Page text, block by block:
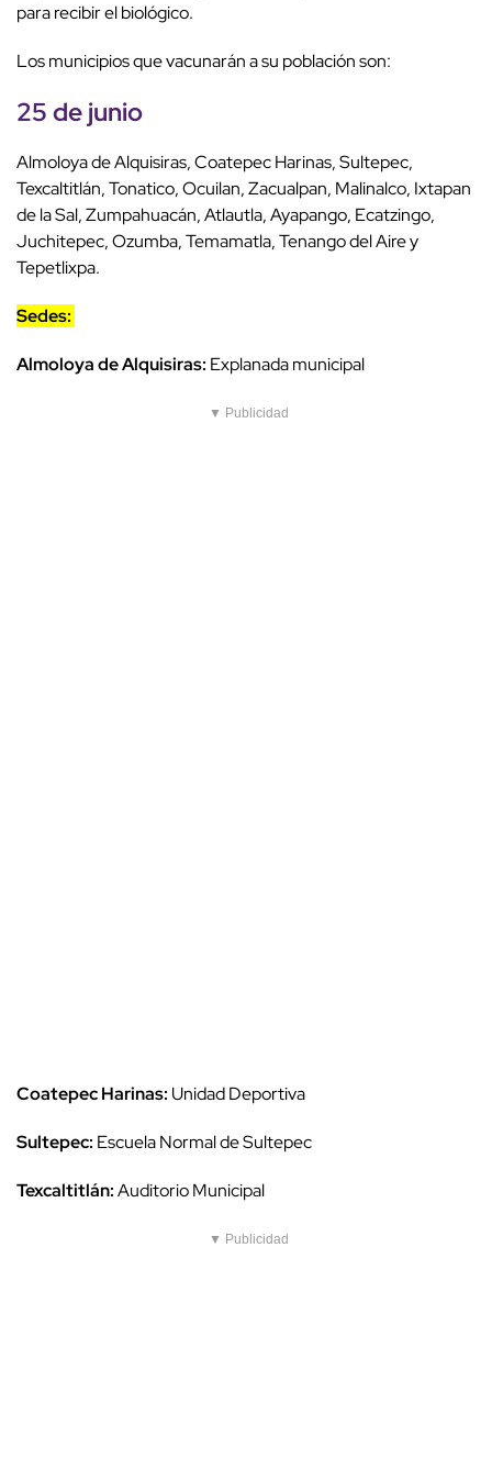
para recibir el biológico.
Los municipios que vacunarán a su población son:
25 de junio
Almoloya de Alquisiras, Coatepec Harinas, Sultepec,
Texcaltitlán, Tonatico, Ocuilan, Zacualpan, Malinalco, Ixtapan
de la Sal, Zumpahuacán, Atlautla, Ayapango, Ecatzingo,
Juchitepec, Ozumba, Temamatla, Tenango del Aire y
Tepetlixpa.
Sedes:
Almoloya de Alquisiras: Explanada municipal
▼ Publicidad
Coatepec Harinas: Unidad Deportiva
Sultepec: Escuela Normal de Sultepec
Texcaltitlán:Auditorio Municipal
▼ Publicidad